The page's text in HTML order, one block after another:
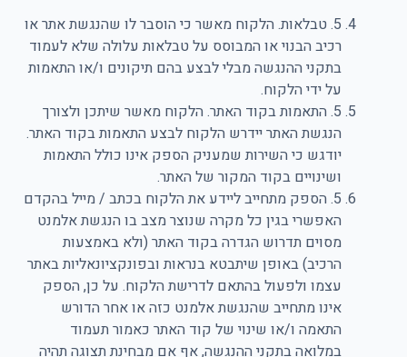
5. טבלאות. הלקוח מאשר כי הוסבר לו שהנגשת אתר או
רכיב הבנוי או המבוסס על טבלאות עלולה שלא לעמוד
בתקני ההנגשה מבלי לבצע בהם תיקונים ו/או התאמות
על ידי הלקוח.
5. התאמות בקוד האתר. הלקוח מאשר שיתכן ולצורך
הנגשת האתר יידרש הלקוח לבצע התאמות בקוד האתר.
יודגש כי השירות שמעניק הספק אינו כולל התאמות
ושינויים בקוד המקור של האתר.
5. הספק מתחייב ליידע את הלקוח בכתב / מייל בהקדם
האפשרי בגין כל מקרה שנוצר מצב בו הנגשת אלמנט
מסוים תדרוש הגדרה בקוד האתר (ולא באמצעות
הרכיב) באופן שיתבטא בנראות ובפונקציונאליות באתר
עצמו ולפעול בהתאם לדרישת הלקוח. על כן, הספק
אינו מתחייב שהנגשת אלמנט כזה או אחר הדורש
התאמה ו/או שינוי של קוד האתר כאמור תעמוד
במלואה בתקני ההנגשה, אף אם מבחינת תצוגה תהיה